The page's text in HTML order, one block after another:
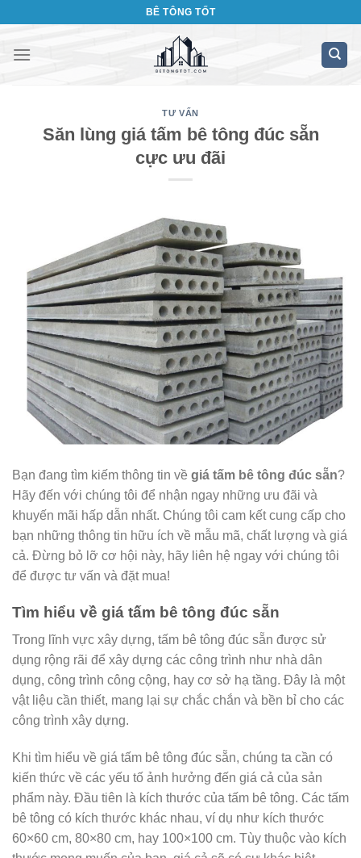
nội
BÊ TÔNG TỐT
TƯ VẤN
Săn lùng giá tấm bê tông đúc sẵn
cực ưu đãi
Bạn đang tìm kiếm thông tin về giá tấm bê tông đúc sẵn?
Hãy đến với chúng tôi để nhận ngay những ưu đãi và
khuyến mãi hấp dẫn nhất. Chúng tôi cam kết cung cấp cho
bạn những thông tin hữu ích về mẫu mã, chất lượng và giá
cả. Đừng bỏ lỡ cơ hội này, hãy liên hệ ngay với chúng tôi
để được tư vấn và đặt mua!
Tìm hiểu về giá tấm bê tông đúc sẵn
Trong lĩnh vực xây dựng, tấm bê tông đúc sẵn được sử
dụng rộng rãi để xây dựng các công trình như nhà dân
dụng, công trình công cộng, hay cơ sở hạ tầng. Đây là một
vật liệu cần thiết, mang lại sự chắc chắn và bền bỉ cho các
công trình xây dựng.
Khi tìm hiểu về giá tấm bê tông đúc sẵn, chúng ta cần có
kiến thức về các yếu tố ảnh hưởng đến giá cả của sản
phẩm này. Đầu tiên là kích thước của tấm bê tông. Các tấm
bê tông có kích thước khác nhau, ví dụ như kích thước
60×60 cm, 80×80 cm, hay 100×100 cm. Tùy thuộc vào kích